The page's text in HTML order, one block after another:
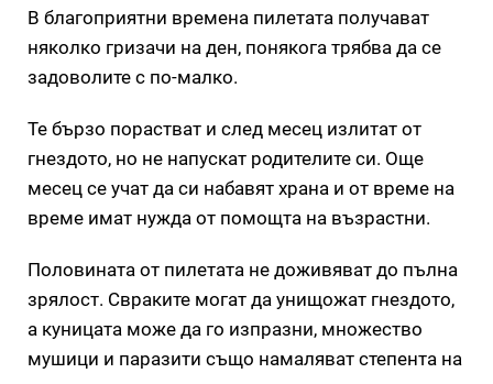
В благоприятни времена пилетата получават
няколко гризачи на ден, понякога трябва да се
задоволите с по-малко.
Те бързо порастват и след месец излитат от
гнездото, но не напускат родителите си. Още
месец се учат да си набавят храна и от време на
време имат нужда от помощта на възрастни.
Половината от пилетата не доживяват до пълна
зрялост. Свраките могат да унищожат гнездото,
а куницата може да го изпразни, множество
мушици и паразити също намаляват степента на